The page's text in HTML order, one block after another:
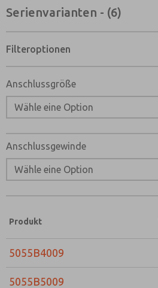
Serienvarianten - (6)
Filteroptionen
Anschlussgröße
Anschlussgewinde
Produkt
5055B4009
5055B5009
Bevorzugte Kontaktmethode?